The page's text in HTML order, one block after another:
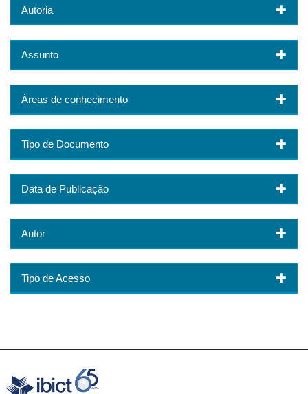
Autoria
Assunto
Áreas de conhecimento
Tipo de Documento
Data de Publicação
Autor
Tipo de Acesso